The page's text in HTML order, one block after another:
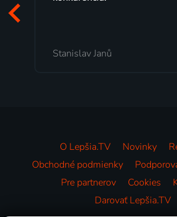
Milada Tomešová
O Lepšia.TV Novinky
Obchodné podmienky
Pre partnerov
Cookies
Darovať Lepšia.TV